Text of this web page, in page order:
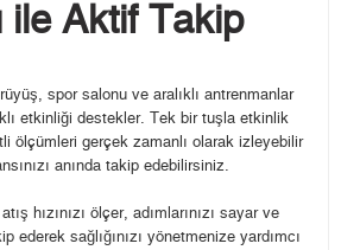
ile Aktif Takip
spor salonu ve aralıklı antrenmanlar
etkinliği destekler. Tek bir tuşla etkinlik
ölçümleri gerçek zamanlı olarak izleyebilir
anında takip edebilirsiniz.
hızınızı ölçer, adımlarınızı sayar ve
ederek sağlığınızı yönetmenize yardımcı